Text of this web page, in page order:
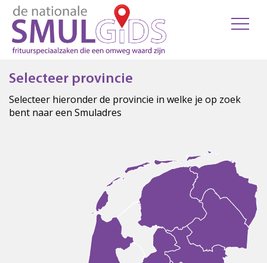
Selecteer provincie
Selecteer hieronder de provincie in welke je op zoek
bent naar een Smuladres